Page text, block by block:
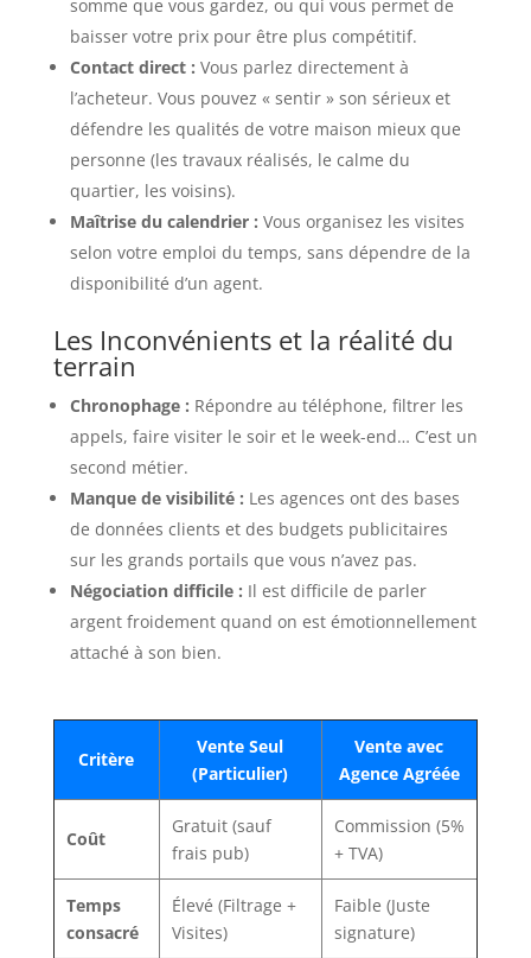
somme que vous gardez, ou qui vous permet de
baisser votre prix pour être plus compétitif.
Contact direct : Vous parlez directement à
l’acheteur. Vous pouvez « sentir » son sérieux et
défendre les qualités de votre maison mieux que
personne (les travaux réalisés, le calme du
quartier, les voisins).
Maîtrise du calendrier : Vous organisez les visites
selon votre emploi du temps, sans dépendre de la
disponibilité d’un agent.
Les Inconvénients et la réalité du
terrain
Chronophage : Répondre au téléphone, filtrer les
appels, faire visiter le soir et le week-end… C’est un
second métier.
Manque de visibilité : Les agences ont des bases
de données clients et des budgets publicitaires
sur les grands portails que vous n’avez pas.
Négociation difficile : Il est difficile de parler
argent froidement quand on est émotionnellement
attaché à son bien.
Critère
Vente Seul
(Particulier)
Vente avec
Agence Agréée
Coût
Gratuit (sauf
frais pub)
Commission (5%
+ TVA)
Temps
consacré
Élevé (Filtrage +
Visites)
Faible (Juste
signature)